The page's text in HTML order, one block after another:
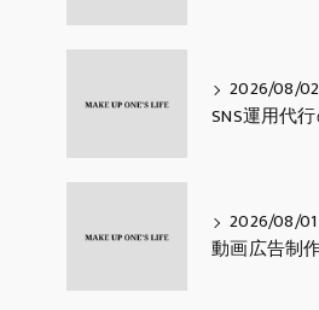
2026/08/02
2026/08/01